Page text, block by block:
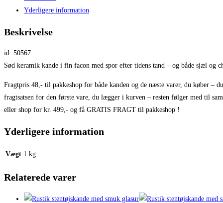
Yderligere information
Beskrivelse
id. 50567
Sød keramik kande i fin facon med spor efter tidens tand – og både sjæl og
Fragtpris 48,- til pakkeshop for både kanden og de næste varer, du køber –
fragtsatsen for den første vare, du lægger i kurven – resten følger med til
eller shop for kr. 499,- og få GRATIS FRAGT til pakkeshop !
Yderligere information
Vægt 1 kg
Relaterede varer